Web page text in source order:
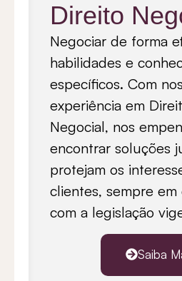
Direito
Negociar de forma
habilidades e
específicos. Com
experiência em
Negocial, nos
encontrar soluções
protejam os
clientes, sempre
com a legislação
Saiba